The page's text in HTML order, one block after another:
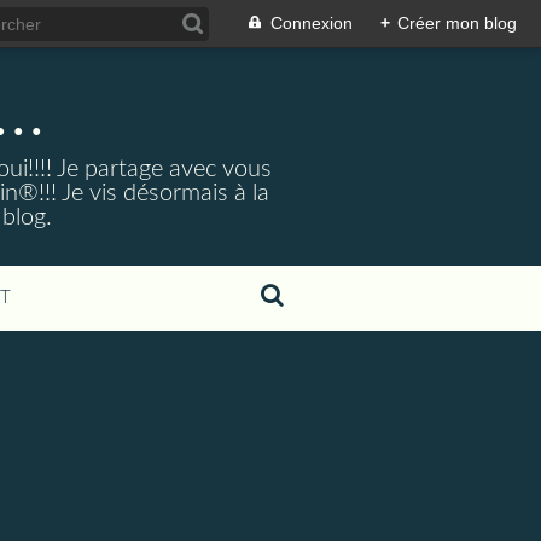
Connexion + Créer mon blog
Je partage avec vous
Je vis désormais à la